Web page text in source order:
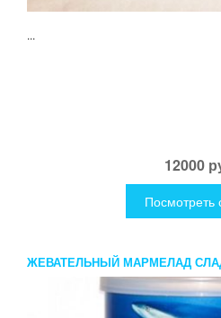
...
12000
Посмотреть
ЖЕВАТЕЛЬНЫЙ МАРМЕЛАД
АКУЛ БОЛЬШОГО БИЗНЕСА